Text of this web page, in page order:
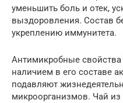
уменьшить боль и отек,
выздоровления. Состав
укреплению иммунитета.
Антимикробные
наличием в его составе
подавляют
микроорганизмов. Чай